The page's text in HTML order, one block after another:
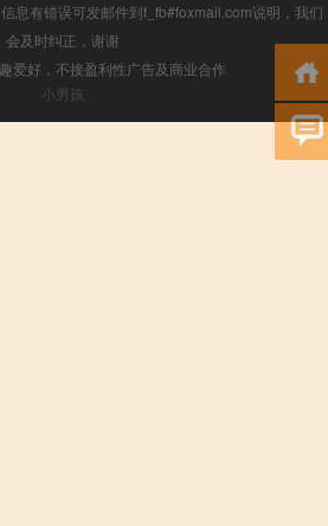
息有错误可发邮件到f_fb#foxmail.com说明，我们
会及时纠正，谢谢
爱好，不接盈利性广告及商业合作
小男孩